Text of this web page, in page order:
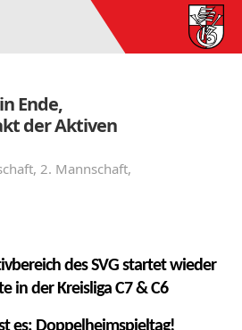
Ende,
der Aktiven
, 2. Mannschaft,
des SVG startet wieder
in der Kreisliga C7 & C6
es: Doppelheimspieltag!